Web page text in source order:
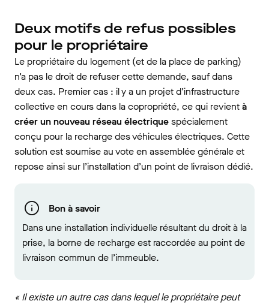
Deux motifs de refus possibles
pour le propriétaire
Le propriétaire du logement (et de la place de parking)
n’a pas le droit de refuser cette demande, sauf dans
deux cas. Premier cas : il y a un projet d’infrastructure
collective en cours dans la copropriété, ce qui revientà
créer un nouveau réseau électriquespécialement
conçu pour la recharge des véhicules électriques. Cette
solution est soumise au vote en assemblée générale et
repose ainsi sur l’installation d’un point de livraison dédié.
Bon à savoir
Dans une installation individuelle résultant du droit à la
prise, la borne de recharge est raccordée au point de
livraison commun de l’immeuble.
« Il existe un autre cas dans lequel le propriétaire peut